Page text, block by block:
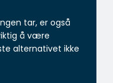
tar, er også
å være
alternativet ikke